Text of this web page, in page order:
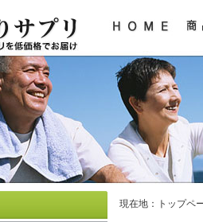
現在地： トップペ